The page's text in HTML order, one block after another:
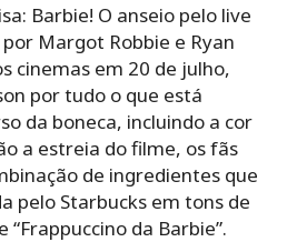
Barbie! O anseio pelo live
Margot Robbie e Ryan
cinemas em 20 de julho,
por tudo o que está
da boneca, incluindo a cor
a estreia do filme, os fãs
de ingredientes que
pelo Starbucks em tons de
da Barbie”.